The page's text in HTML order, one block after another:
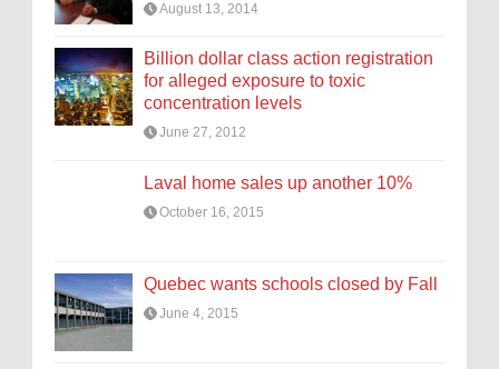
August 13, 2014
Billion dollar class action registration
for alleged exposure to toxic
concentration levels
June 27, 2012
Laval home sales up another 10%
October 16, 2015
Quebec wants schools closed by Fall
June 4, 2015